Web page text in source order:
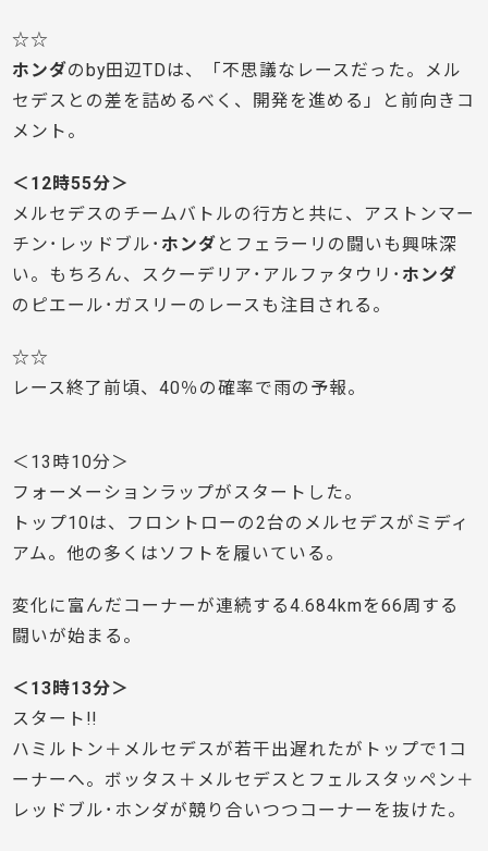
☆☆
ホンダのby田辺TDは、「不思議なレースだった。メル
セデスとの差を詰めるべく、開発を進める」と前向きコ
メント。
＜12時55分＞
メルセデスのチームバトルの行方と共に、アストンマー
チン･レッドブル･ ホンダ とフェラーリの闘いも興味深
い。もちろん、スクーデリア･アルファタウリ･ ホンダ
のピエール･ガスリーのレースも注目される。
☆☆
レース終了前頃、40％の確率で雨の予報。
＜13時10分＞
フォーメーションラップがスタートした。
トップ10は、フロントローの2台のメルセデスがミディ
アム。他の多くはソフトを履いている。
変化に富んだコーナーが連続する4.684kmを66周する
闘いが始まる。
＜13時13分＞
スタート!!
ハミルトン＋メルセデスが若干出遅れたがトップで1コ
ーナーへ。ボッタス＋メルセデスとフェルスタッペン＋
レッドブル･ホンダが競り合いつつコーナーを抜けた。